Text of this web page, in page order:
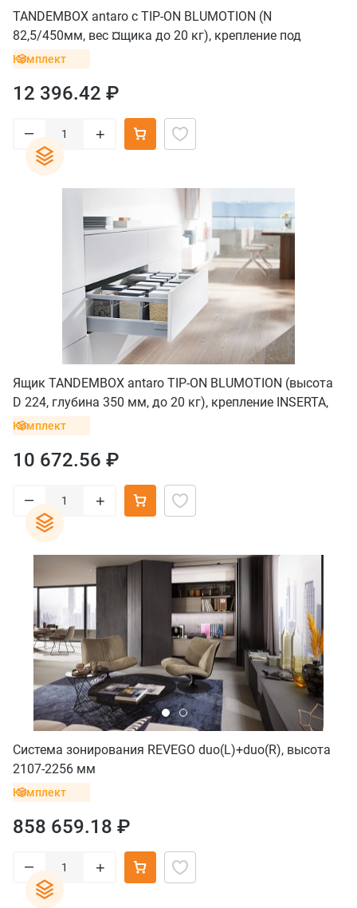
TANDEMBOX antaro с TIP-ON BLUMOTION (N
82,5/450мм, вес ¤щика до 20 кг), крепление под
саморезы, серый
Комплект
12 396.42 ₽
– +
Ящик TANDEMBOX antaro TIP-ON BLUMOTION (высота
D 224, глубина 350 мм, до 20 кг), крепление INSERTA,
серый
Комплект
10 672.56 ₽
– +
Система зонирования REVEGO duo(L)+duo(R), высота
2107-2256 мм
Комплект
858 659.18 ₽
– +